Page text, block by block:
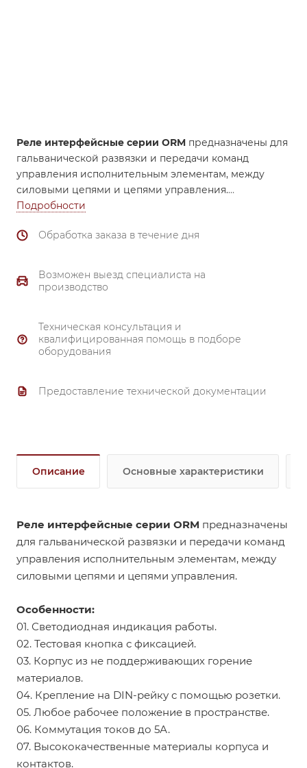
Реле интерфейсные серии ORM предназначены для
гальванической развязки и передачи команд
управления исполнительным элементам, между
силовыми цепями и цепями управления.
Особенности:
02. Тестовая кнопка с фиксацией.
материалов.
04. Крепление на DIN-рейку с помощью розетки.
07. Высококачественные материалы корпуса и
контактов.
Подробности
Обработка заказа в течение дня
Возможен выезд специалиста на
производство
Техническая консультация и
квалифицированная помощь в подборе
оборудования
Предоставление технической документации
Описание Основные характеристики
Реле интерфейсные серии ORM предназначены
для гальванической развязки и передачи команд
управления исполнительным элементам, между
силовыми цепями и цепями управления.
Особенности:
01. Светодиодная индикация работы.
02. Тестовая кнопка с фиксацией.
03. Корпус из не поддерживающих горение
материалов.
04. Крепление на DIN-рейку с помощью розетки.
05. Любое рабочее положение в пространстве.
06. Коммутация токов до 5А.
07. Высококачественные материалы корпуса и
контактов.